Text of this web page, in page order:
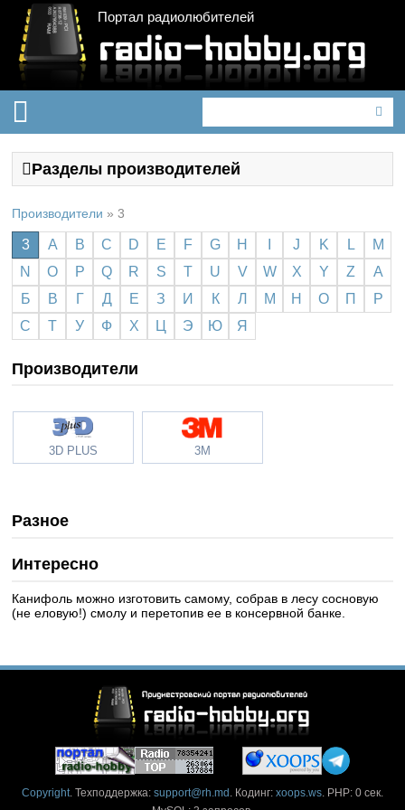
Портал радиолюбителей
Разделы производителей
Производители » 3
3 A B C D E F G H J K L
M
N
O P Q R S T U V W X Y Z
А
Б
В Г Д Е З И К Л М Н О П
Р
С
Т У Ф Х Ц Э Ю Я
Производители
3D PLUS 3M
Разное
Интересно
Канифоль можно изготовить самому, собрав в лесу сосновую
(не еловую!) смолу и перетопив ее в консервной банке.
Copyright. Техподдержка: support@rh.md . Кодинг: xoops.ws. PHP: 0 сек.